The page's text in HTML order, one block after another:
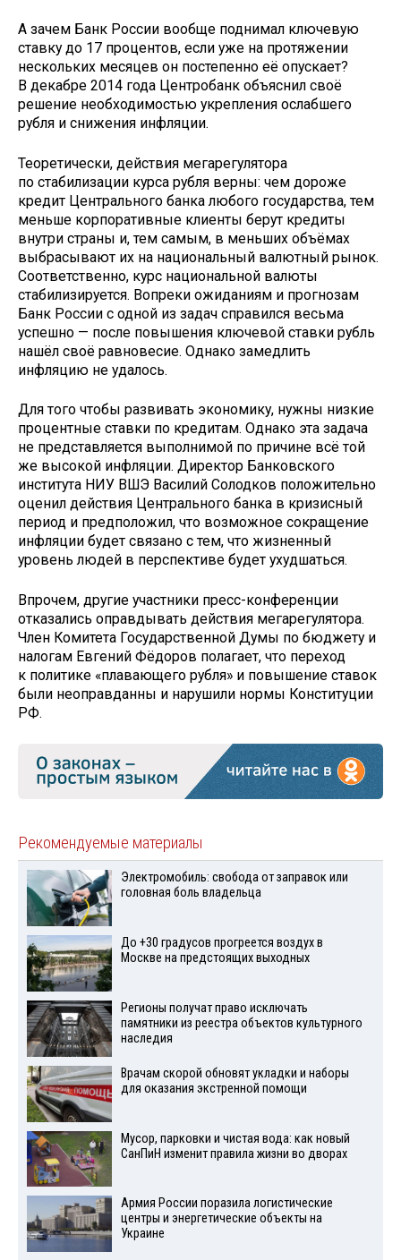
А зачем Банк России вообще поднимал ключевую
ставку до 17 процентов, если уже на протяжении
нескольких месяцев он постепенно её опускает?
В декабре 2014 года Центробанк объяснил своё
решение необходимостью укрепления ослабшего
рубля и снижения инфляции.
Теоретически, действия мегарегулятора
по стабилизации курса рубля верны: чем дороже
кредит Центрального банка любого государства, тем
меньше корпоративные клиенты берут кредиты
внутри страны и, тем самым, в меньших объёмах
выбрасывают их на национальный валютный рынок.
Соответственно, курс национальной валюты
стабилизируется. Вопреки ожиданиям и прогнозам
Банк России с одной из задач справился весьма
успешно — после повышения ключевой ставки рубль
нашёл своё равновесие. Однако замедлить
инфляцию не удалось.
Для того чтобы развивать экономику, нужны низкие
процентные ставки по кредитам. Однако эта задача
не представляется выполнимой по причине всё той
же высокой инфляции. Директор Банковского
института НИУ ВШЭ Василий Солодков положительно
оценил действия Центрального банка в кризисный
период и предположил, что возможное сокращение
инфляции будет связано с тем, что жизненный
уровень людей в перспективе будет ухудшаться.
Впрочем, другие участники пресс-конференции
отказались оправдывать действия мегарегулятора.
Член Комитета Государственной Думы по бюджету и
налогам Евгений Фёдоров полагает, что переход
к политике «плавающего рубля» и повышение ставок
были неоправданны и нарушили нормы Конституции
РФ.
Рекомендуемые материалы
Электромобиль: свобода от заправок или
головная боль владельца
До +30 градусов прогреется воздух в
Москве на предстоящих выходных
Регионы получат право исключать
памятники из реестра объектов культурного
наследия
Врачам скорой обновят укладки и наборы
для оказания экстренной помощи
Мусор, парковки и чистая вода: как новый
СанПиН изменит правила жизни во дворах
Армия России поразила логистические
центры и энергетические объекты на
Украине